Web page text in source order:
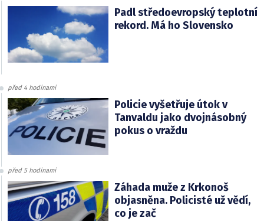
Padl středoevropský teplotní
rekord. Má ho Slovensko
před 4 hodinami
Policie vyšetřuje útok v
Tanvaldu jako dvojnásobný
pokus o vraždu
před 5 hodinami
Záhada muže z Krkonoš
objasněna. Policisté už vědí,
co je zač